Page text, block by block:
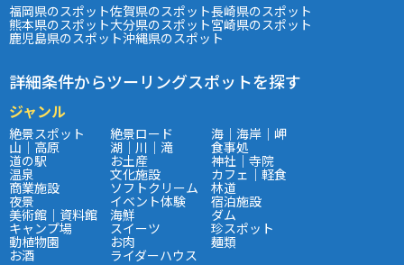
福岡県のスポット佐賀県のスポット長崎県のスポット
熊本県のスポット大分県のスポット宮崎県のスポット
鹿児島県のスポット沖縄県のスポット
詳細条件からツーリングスポットを探す
ジャンル
絶景スポット 絶景ロード 海｜海岸｜岬
山｜高原 湖｜川｜滝 食事処
道の駅 お土産 神社｜寺院
温泉 文化施設 カフェ｜軽食
商業施設 ソフトクリーム 林道
夜景 イベント体験 宿泊施設
美術館｜資料館 海鮮 ダム
キャンプ場 スイーツ 珍スポット
動植物園 お肉 麺類
お酒 ライダーハウス